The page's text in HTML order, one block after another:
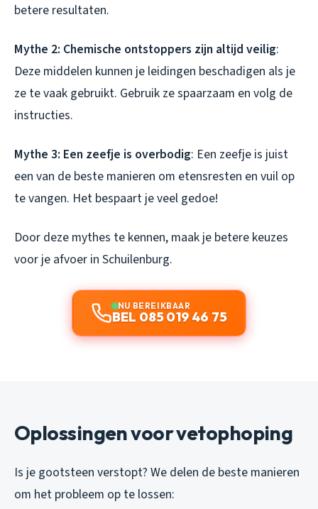
betere resultaten.
Mythe 2: Chemische ontstoppers zijn altijd veilig:
Deze middelen kunnen je leidingen beschadigen als je
ze te vaak gebruikt. Gebruik ze spaarzaam en volg de
instructies.
Mythe 3: Een zeefje is overbodig: Een zeefje is juist
een van de beste manieren om etensresten en vuil op
te vangen. Het bespaart je veel gedoe!
Door deze mythes te kennen, maak je betere keuzes
voor je afvoer in Schuilenburg.
NU BEREIKBAAR
BEL 085 019 46 75
Oplossingen voor vetophoping
Is je gootsteen verstopt? We delen de beste manieren
om het probleem op te lossen: